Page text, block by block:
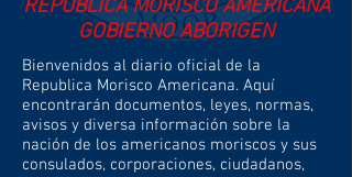
REPUBLICA MORISCO AMERICANA
GOBIERNO ABORIGEN
Bienvenidos al diario oficial de la
Republica Morisco Americana. Aquí
encontrarán documentos, leyes, normas,
avisos y diversa información sobre la
nación de los americanos moriscos y sus
consulados, corporaciones, ciudadanos,